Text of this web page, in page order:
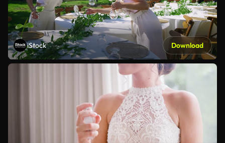
iStock Download